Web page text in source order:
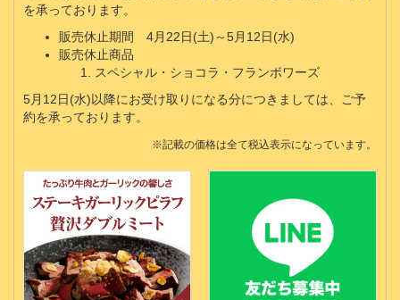
を承っております。
販売休止期間 4月22日(土)～5月12日(水)
販売休止商品
スペシャル・ショコラ・フランボワーズ
5月12日(水)以降にお受け取りになる分につきましては、ご予
約を承っております。
※記載の価格は全て税込表示になっています。